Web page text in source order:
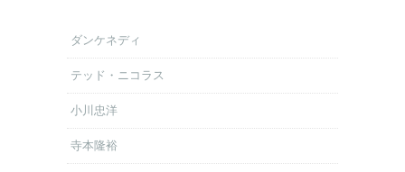
ダンケネディ
テッド・ニコラス
小川忠洋
寺本隆裕